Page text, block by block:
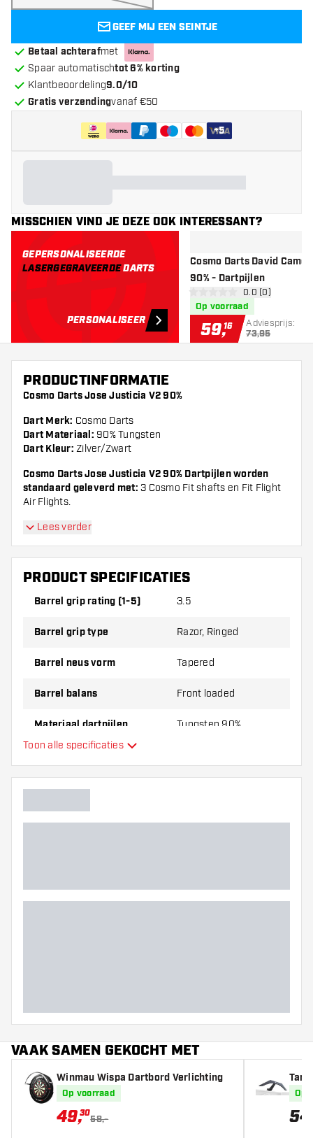
GEEF MIJ EEN SEINTJE
Betaal achterafmet
Spaar automatischtot 6% korting
Klantbeoordeling9.0/10
Gratis verzendingvanaf €50
+5
MISSCHIEN VIND JE DEZE OOK INTERESSANT?
GEPERSONALISEERDE
LASERGEGRAVEERDEDARTS
PERSONALISEER
Cosmo Darts David
90% - Dartpijlen
open reviews
0 score sterren0.0 (0)
Op voorraad
59,16 Adviesprijs:
73,95
PRODUCTINFORMATIE
Cosmo Darts Jose Justicia V2 90%
Dart Merk: Cosmo Darts
Dart Materiaal: 90% Tungsten
Dart Kleur: Zilver/Zwart
Cosmo Darts Jose Justicia V2 90% Dartpijlen worden
standaard geleverd met: 3 Cosmo Fit shafts en Fit Flight
Air Flights.
Lees verder
PRODUCT SPECIFICATIES
Barrel grip rating (1-5) 3.5
Barrel grip type Razor, Ringed
Barrel neus vorm Tapered
Barrel balans Front loaded
Materiaal dartpijlen Tungsten 90%
Dart speler
Toon alle specificaties
VAAK SAMEN GEKOCHT MET
Winmau Wispa Dartbord Verlichting
Op voorraad
49,30
58,-
Op
54